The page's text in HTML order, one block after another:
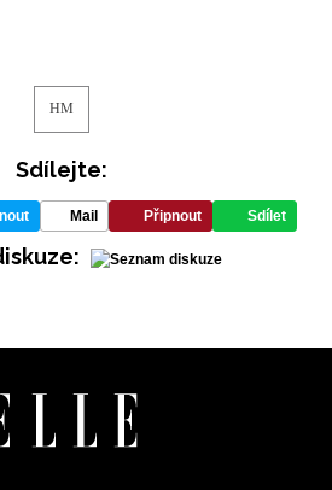
HM
Sdílejte:
Mail Připnout Sdílet